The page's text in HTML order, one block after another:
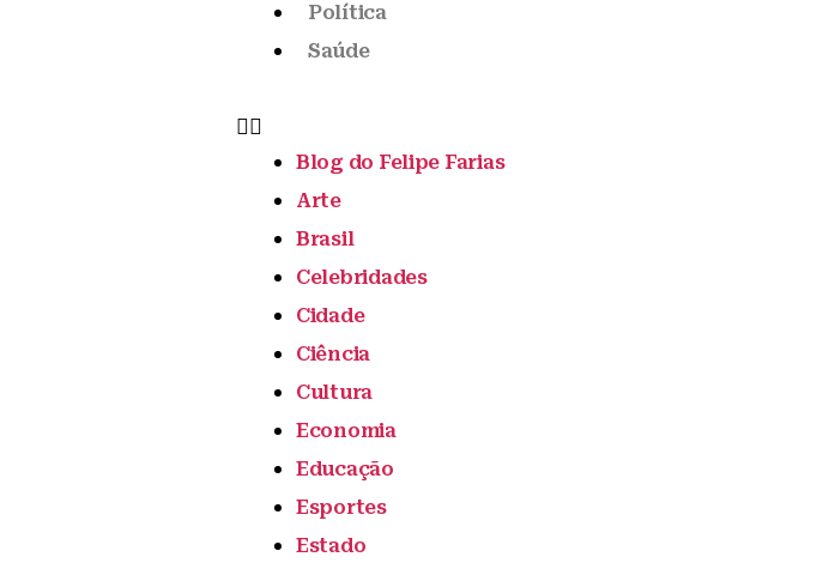
Política
Saúde
Blog do Felipe Farias
Arte
Brasil
Celebridades
Cidade
Ciência
Cultura
Economia
Educação
Esportes
Estado